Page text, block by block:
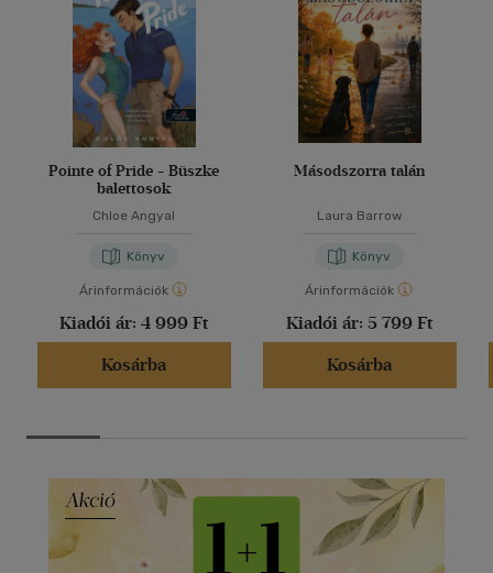
Pointe of Pride - Büszke
balettosok
Chloe Angyal
Könyv
Árinformációk
Kiadói ár: 4 999 Ft
Kosárba
Másodszorra talán
Laura Barrow
Könyv
Árinformációk
Kiadói ár: 5 799 Ft
Kosárba